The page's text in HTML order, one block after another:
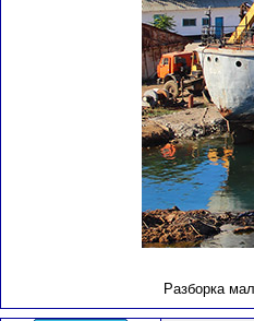
Разборка